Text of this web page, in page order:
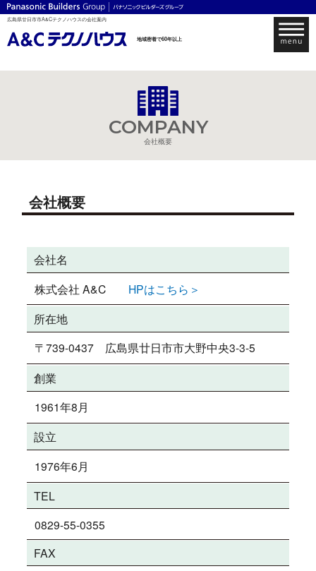
広島県廿日市市A&Cテクノハウスの会社案内
地域密着で60年以上
COMPANY
会社概要
会社概要
会社名
株式会社 A&C HPはこちら＞
所在地
〒739-0437 広島県廿日市市大野中央3-3-5
創業
1961年8月
設立
1976年6月
TEL
0829-55-0355
FAX